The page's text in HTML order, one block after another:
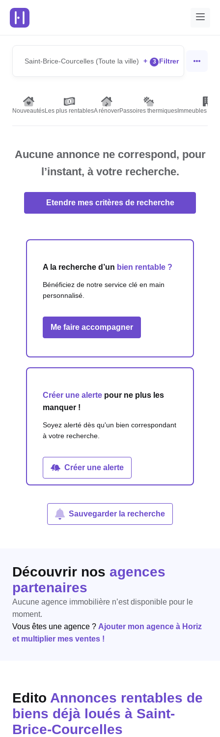
Saint-Brice-Courcelles (Toute la ville) + 3 Filtrer
NouveautésLes plus rentablesA rénoverPassoires thermiques Immeubles de
Aucune annonce ne correspond, pour
l’instant, à votre recherche.
Etendre mes critères de recherche
A la recherche d’un bien rentable ?
Bénéficiez de notre service clé en main
personnalisé.
Me faire accompagner
Créer une alerte pour ne plus les
manquer !
Soyez alerté dès qu'un bien correspondant
à votre recherche.
Créer une alerte
Sauvegarder la recherche
Découvrir nos agences
partenaires
Aucune agence immobilière n’est disponible pour le
moment.
Vous êtes une agence ? Ajouter mon agence à Horiz
et multiplier mes ventes !
Edito Annonces rentables de
biens déjà loués à Saint-
Brice-Courcelles